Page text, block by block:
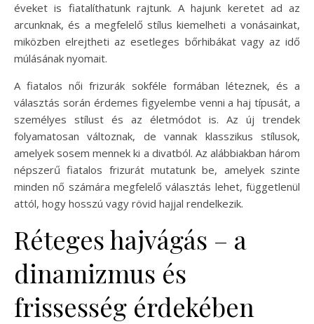
éveket is fiatalíthatunk rajtunk. A hajunk keretet ad az
arcunknak, és a megfelelő stílus kiemelheti a vonásainkat,
miközben elrejtheti az esetleges bőrhibákat vagy az idő
múlásának nyomait.
A fiatalos női frizurák sokféle formában léteznek, és a
választás során érdemes figyelembe venni a haj típusát, a
személyes stílust és az életmódot is. Az új trendek
folyamatosan változnak, de vannak klasszikus stílusok,
amelyek sosem mennek ki a divatból. Az alábbiakban három
népszerű fiatalos frizurát mutatunk be, amelyek szinte
minden nő számára megfelelő választás lehet, függetlenül
attól, hogy hosszú vagy rövid hajjal rendelkezik.
Réteges hajvágás – a
dinamizmus és
frissesség érdekében